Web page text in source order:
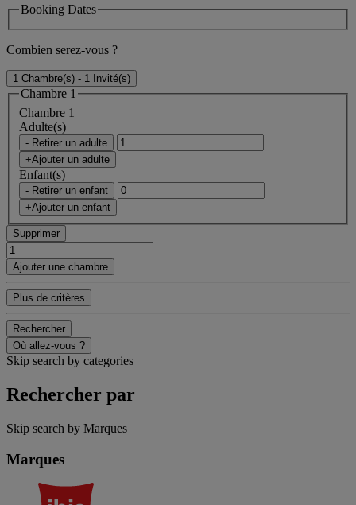
Booking Dates
Combien serez-vous ?
1 Chambre(s) - 1 Invité(s)
Chambre 1
Chambre 1
Adulte(s)
- Retirer un adulte
+Ajouter un adulte
Enfant(s)
- Retirer un enfant
+Ajouter un enfant
Supprimer
Ajouter une chambre
Plus de critères
Rechercher
Où allez-vous ?
Skip search by categories
Rechercher par
Skip search by Marques
Marques